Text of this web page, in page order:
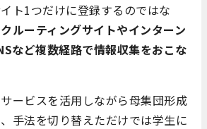
ト1つだけに登録するのではな
ルーティングサイトやインターン
など複数経路で情報収集をおこな
ービスを活用しながら母集団形成
手法を切り替えただけでは学生に